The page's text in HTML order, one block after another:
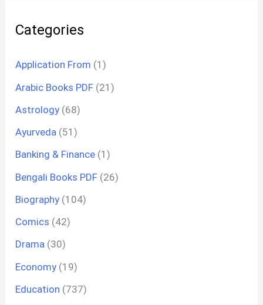
Categories
Application From (1)
Arabic Books PDF (21)
Astrology (68)
Ayurveda (51)
Banking & Finance (1)
Bengali Books PDF (26)
Biography (104)
Comics (42)
Drama (30)
Economy (19)
Education (737)